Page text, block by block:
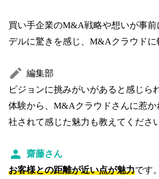
買い手企業のM&A戦略や想いが事
デルに驚きを感じ、M&Aクラウドに
編集部
ビジョンに挑みがいがあると感じら
体験から、M&Aクラウドさんに惹か
社されて感じた魅力も教えてくださ
齋藤さん
お客様との距離が近い点が魅力です